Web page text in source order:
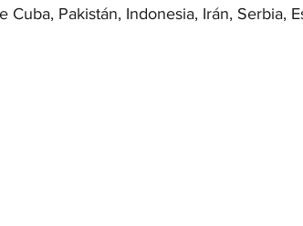
Cuba, Pakistán, Indonesia, Irán, Serbia,